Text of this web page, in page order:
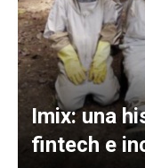
Imix: una
fintech e